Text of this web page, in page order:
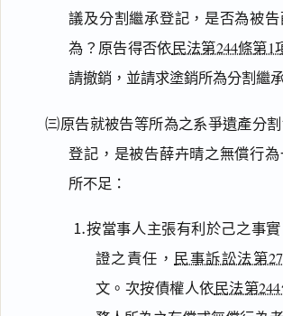
議及分割繼承登記，是否為被
為？原告得否依民法第244條第1
請撤銷，並請求塗銷所為分割繼
㈢原告就被告等所為之系爭遺產分
登記，是被告薛卉晴之無償行
所不足：
⒈按當事人主張有利於己之事
證之責任， 民事訴訟法第
文。次按債權人依民法第